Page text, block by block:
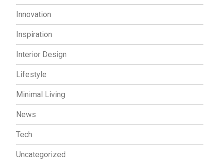
Innovation
Inspiration
Interior Design
Lifestyle
Minimal Living
News
Tech
Uncategorized